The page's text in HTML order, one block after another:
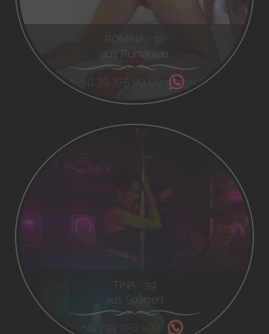
ROMINA - 32
aus Rumänien
+41 79 375 09 00
TINA - 39
aus Spanien
+41 793 750 900